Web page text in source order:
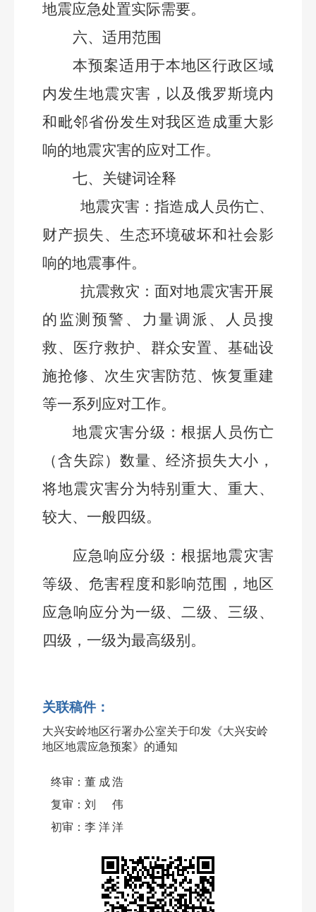
地震应急处置实际需要。
六、适用范围
本预案适用于本地区行政区域
内发生地震灾害， 以及俄罗斯境内
和毗邻省份发生对我区造成重大影
响的地震灾害的应对工作。
七、关键词诠释
地震灾害：指造成人员伤亡、
财产损失、生态环境破坏和社会影
响的地震事件。
抗震救灾：面对地震灾害开展
的监测预警、力量调派、人员搜
救、医疗救护、群众安置、基础设
施抢修、次生灾害防范、恢复重建
等一系列应对工作。
地震灾害分级：根据人员伤亡
（含失踪）数量、经济损失大小，
将地震灾害分为特别重大、重大、
较大、一般四级。
应急响应分级：根据地震灾害
等级、危害程度和影响范围，地区
应急响应分为一级、二级、三级、
四级，一级为最高级别。
关联稿件：
大兴安岭地区行署办公室关于印发《大兴安岭
地区地震应急预案》的通知
终审： 董成浩
复审： 刘伟
初审： 李洋洋